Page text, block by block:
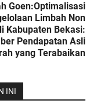
Goen:Optimalisasi
Limbah Non
Kabupaten Bekasi:
Pendapatan Asli
yang Terabaikan
INI